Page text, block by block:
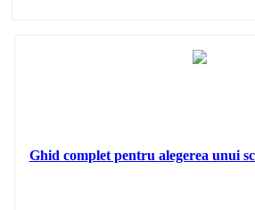
Ghid complet pentru alegerea unui